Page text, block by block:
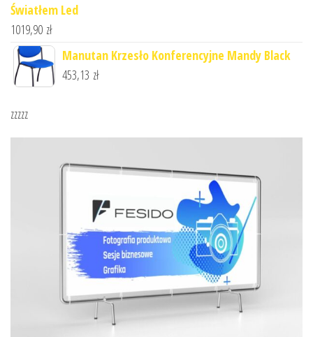
Światłem Led
1019,90 zł
Manutan Krzesło Konferencyjne Mandy Black
453,13 zł
zzzzz